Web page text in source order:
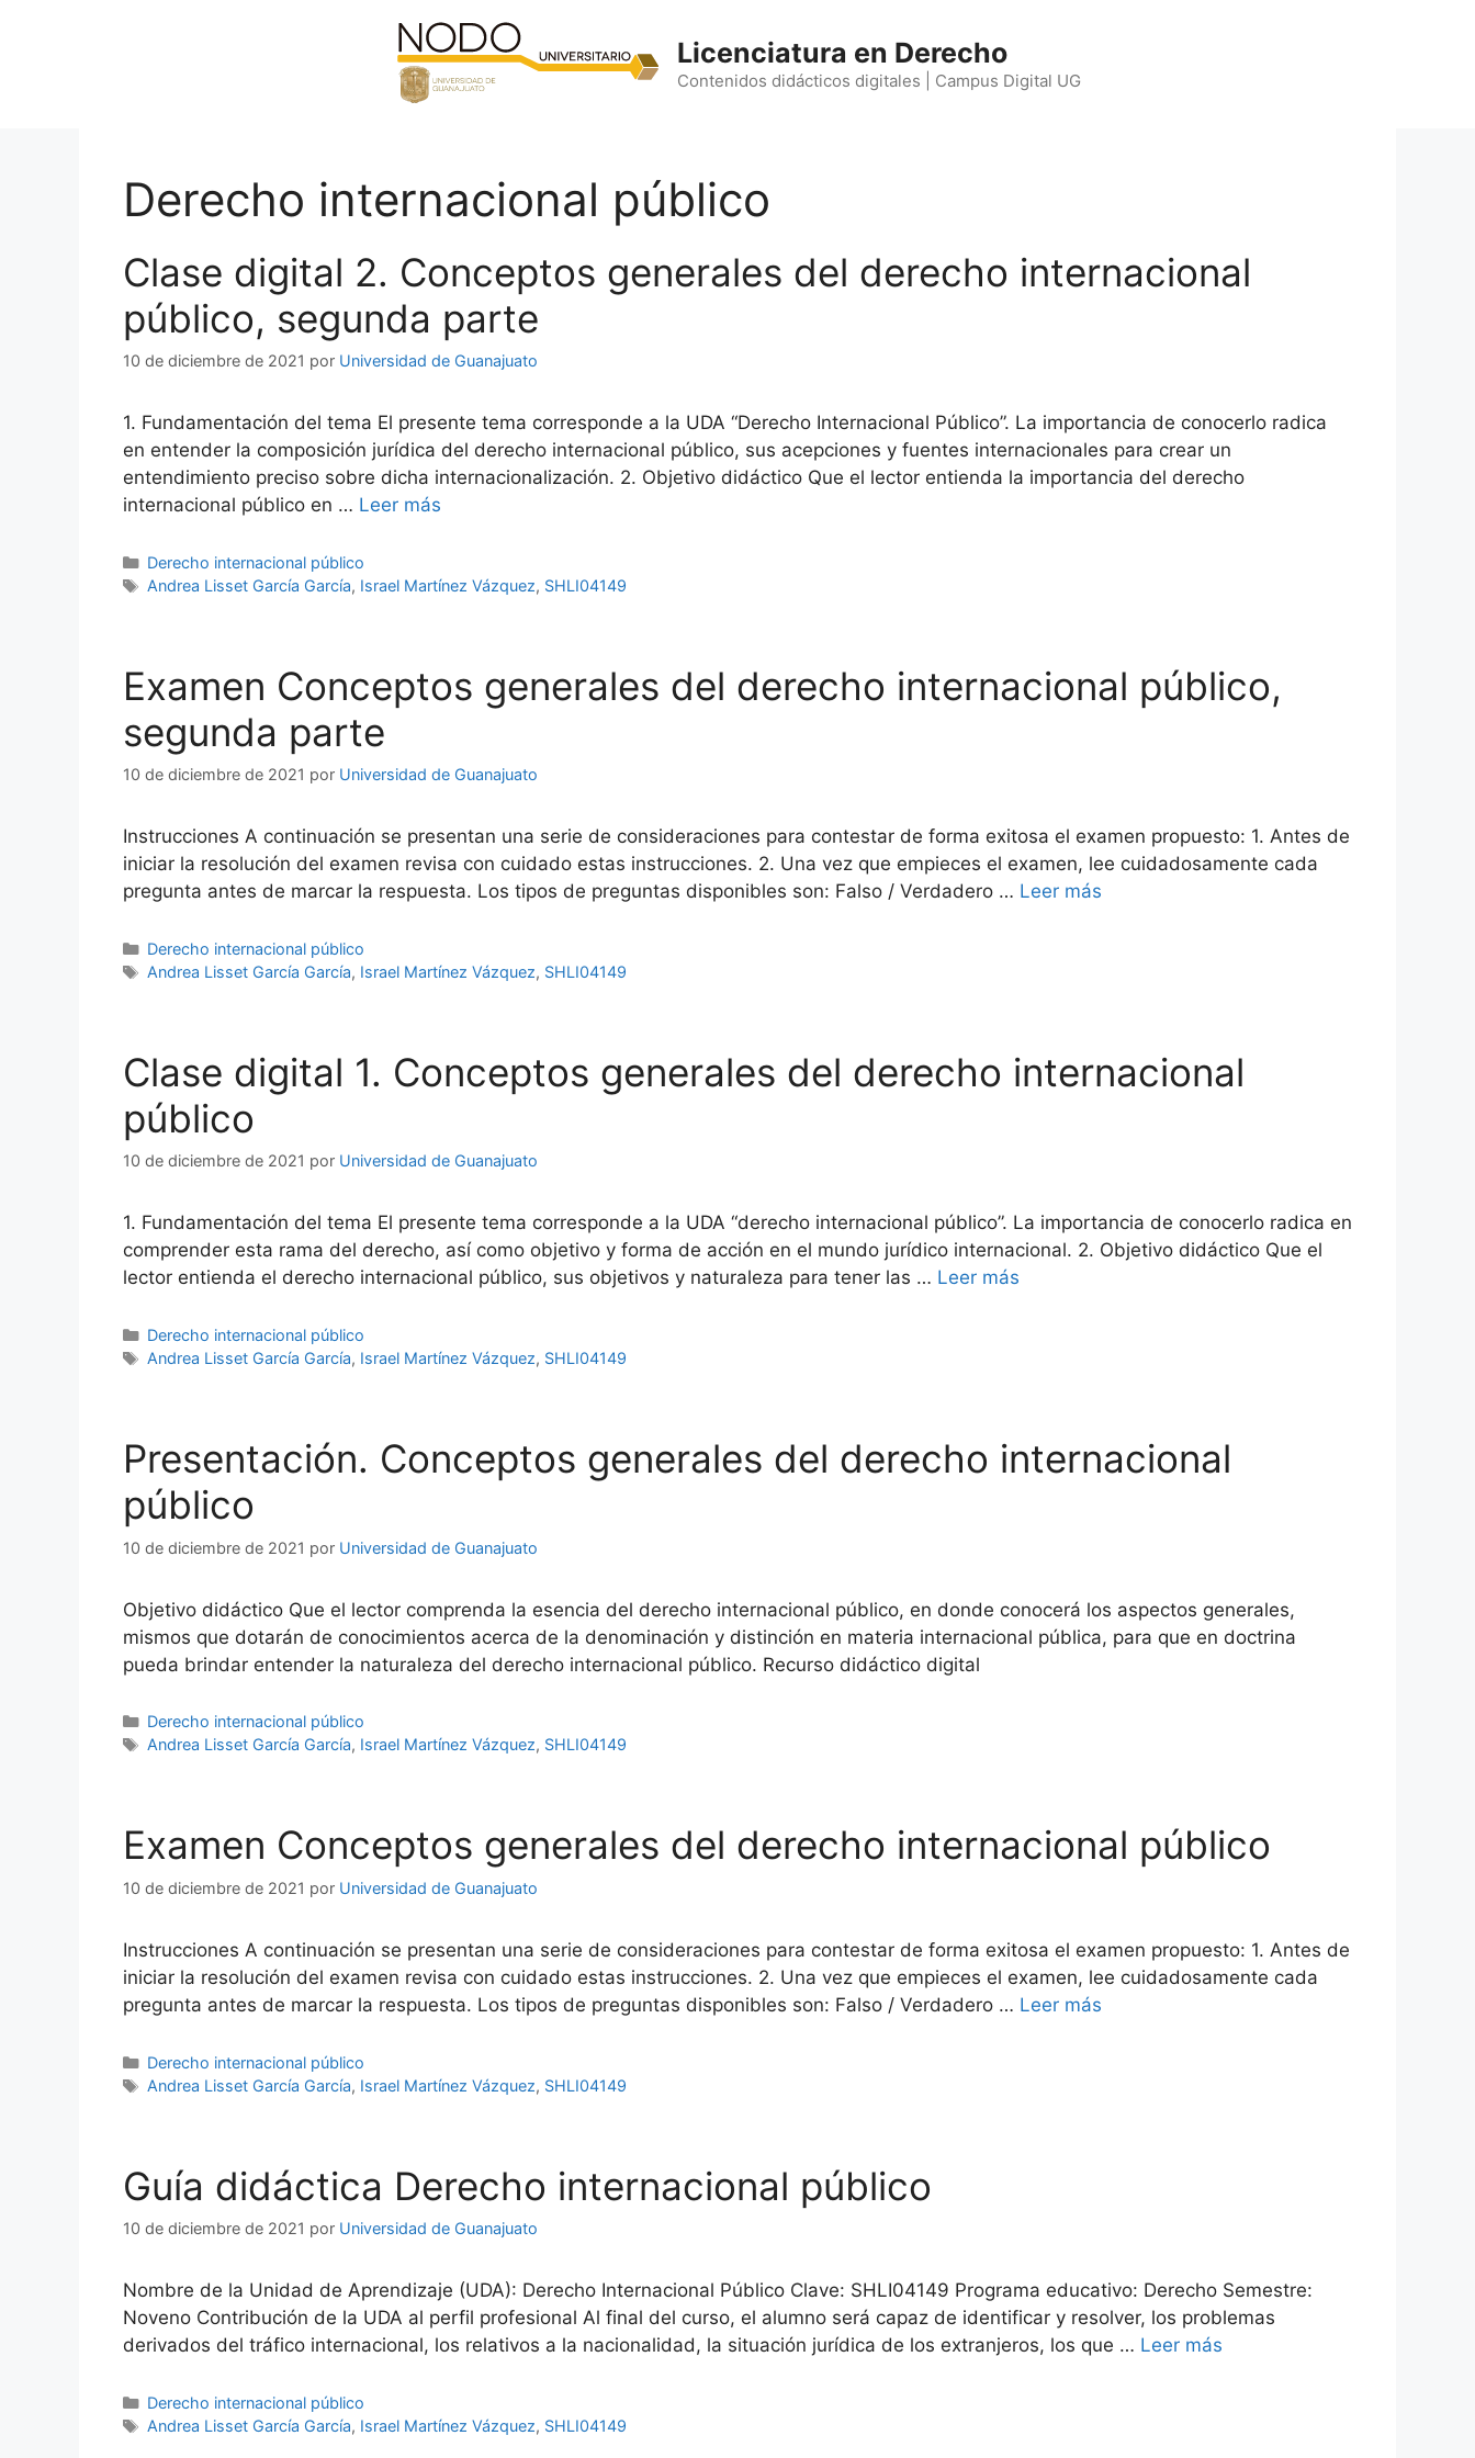
Licenciatura en Derecho
Contenidos didácticos digitales | Campus Digital UG
Derecho internacional público
Clase digital 2. Conceptos generales del derecho internacional
público, segunda parte
10 de diciembre de 2021 por Universidad de Guanajuato
1. Fundamentación del tema El presente tema corresponde a la UDA “Derecho Internacional Público”. La importancia de conocerlo radica
en entender la composición jurídica del derecho internacional público, sus acepciones y fuentes internacionales para crear un
entendimiento preciso sobre dicha internacionalización. 2. Objetivo didáctico Que el lector entienda la importancia del derecho
internacional público en … Leer más
Categorías
Derecho internacional público
Etiquetas
Andrea Lisset García García, Israel Martínez Vázquez, SHLI04149
Examen Conceptos generales del derecho internacional público,
segunda parte
10 de diciembre de 2021 por Universidad de Guanajuato
Instrucciones A continuación se presentan una serie de consideraciones para contestar de forma exitosa el examen propuesto: 1. Antes de
iniciar la resolución del examen revisa con cuidado estas instrucciones. 2. Una vez que empieces el examen, lee cuidadosamente cada
pregunta antes de marcar la respuesta. Los tipos de preguntas disponibles son: Falso / Verdadero … Leer más
Categorías
Derecho internacional público
Etiquetas
Andrea Lisset García García, Israel Martínez Vázquez, SHLI04149
Clase digital 1. Conceptos generales del derecho internacional
público
10 de diciembre de 2021 por Universidad de Guanajuato
1. Fundamentación del tema El presente tema corresponde a la UDA “derecho internacional público”. La importancia de conocerlo radica en
comprender esta rama del derecho, así como objetivo y forma de acción en el mundo jurídico internacional. 2. Objetivo didáctico Que el
lector entienda el derecho internacional público, sus objetivos y naturaleza para tener las … Leer más
Categorías
Derecho internacional público
Etiquetas
Andrea Lisset García García, Israel Martínez Vázquez, SHLI04149
Presentación. Conceptos generales del derecho internacional
público
10 de diciembre de 2021 por Universidad de Guanajuato
Objetivo didáctico Que el lector comprenda la esencia del derecho internacional público, en donde conocerá los aspectos generales,
mismos que dotarán de conocimientos acerca de la denominación y distinción en materia internacional pública, para que en doctrina
pueda brindar entender la naturaleza del derecho internacional público. Recurso didáctico digital
Categorías
Derecho internacional público
Etiquetas
Andrea Lisset García García, Israel Martínez Vázquez, SHLI04149
Examen Conceptos generales del derecho internacional público
10 de diciembre de 2021 por Universidad de Guanajuato
Instrucciones A continuación se presentan una serie de consideraciones para contestar de forma exitosa el examen propuesto: 1. Antes de
iniciar la resolución del examen revisa con cuidado estas instrucciones. 2. Una vez que empieces el examen, lee cuidadosamente cada
pregunta antes de marcar la respuesta. Los tipos de preguntas disponibles son: Falso / Verdadero … Leer más
Categorías
Derecho internacional público
Etiquetas
Andrea Lisset García García, Israel Martínez Vázquez, SHLI04149
Guía didáctica Derecho internacional público
10 de diciembre de 2021 por Universidad de Guanajuato
Nombre de la Unidad de Aprendizaje (UDA): Derecho Internacional Público Clave: SHLI04149 Programa educativo: Derecho Semestre:
Noveno Contribución de la UDA al perfil profesional Al final del curso, el alumno será capaz de identificar y resolver, los problemas
derivados del tráfico internacional, los relativos a la nacionalidad, la situación jurídica de los extranjeros, los que … Leer más
Categorías
Derecho internacional público
Etiquetas
Andrea Lisset García García, Israel Martínez Vázquez, SHLI04149